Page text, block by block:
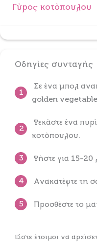
Γύρος κοτόπουλου
Οδηγίες συνταγής
1
Σε ένα μπολ
golden vegetable,
2
Ψεκάστε ένα
κοτόπουλου.
3 Ψήστε για 15-20
4 Ανακατέψτε τη
5 Προσθέστε το
Είστε έτοιμοι να